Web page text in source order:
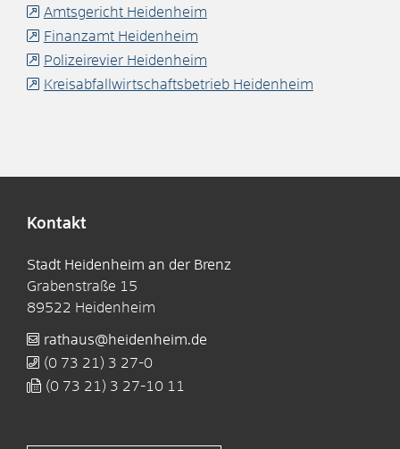
Amtsgericht Heidenheim
Finanzamt Heidenheim
Polizeirevier Heidenheim
Kreisabfallwirtschaftsbetrieb Heidenheim
Kontakt
Stadt Heidenheim an der Brenz
Grabenstraße 15
89522 Heidenheim
rathaus@heidenheim.de
(0 73 21) 3 27-0
(0 73 21) 3 27-10 11